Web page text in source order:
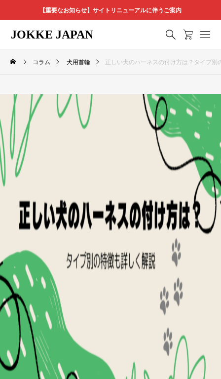
【重要なお知らせ】サイトリニューアルに伴うご案内
JOKKE JAPAN
コラム 犬用首輪 正しい犬のハーネスの付け方は？タイプ別